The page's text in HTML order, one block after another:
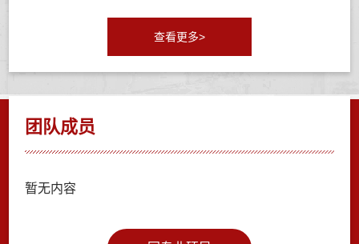
查看更多>
团队成员
暂无内容